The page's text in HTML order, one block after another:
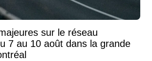
sur le réseau
7 au 10 août dans la grande